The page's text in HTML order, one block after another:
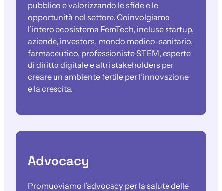
pubblico e valorizzando le sfide e le
opportunità nel settore. Coinvolgiamo
l’intero ecosistema FemTech, incluse startup,
aziende, investors, mondo medico-sanitario,
farmaceutico, professioniste STEM, esperte
di diritto digitale e altri stakeholders per
creare un ambiente fertile per l’innovazione
e la crescita.
Advocacy
Promuoviamo l’advocacy per la salute delle